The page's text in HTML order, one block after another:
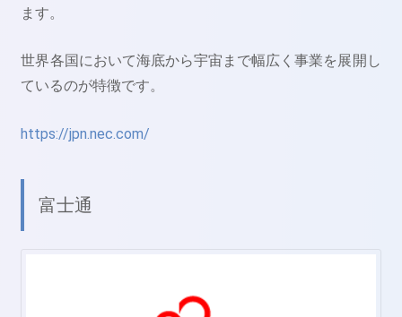
ます。
世界各国において海底から宇宙まで幅広く事業を展開し
ているのが特徴です。
https://jpn.nec.com/
富士通